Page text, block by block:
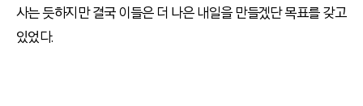
사는 듯하지만 결국 이들은 더 나은 내일을 만들겠단 목표를 갖고
있었다.